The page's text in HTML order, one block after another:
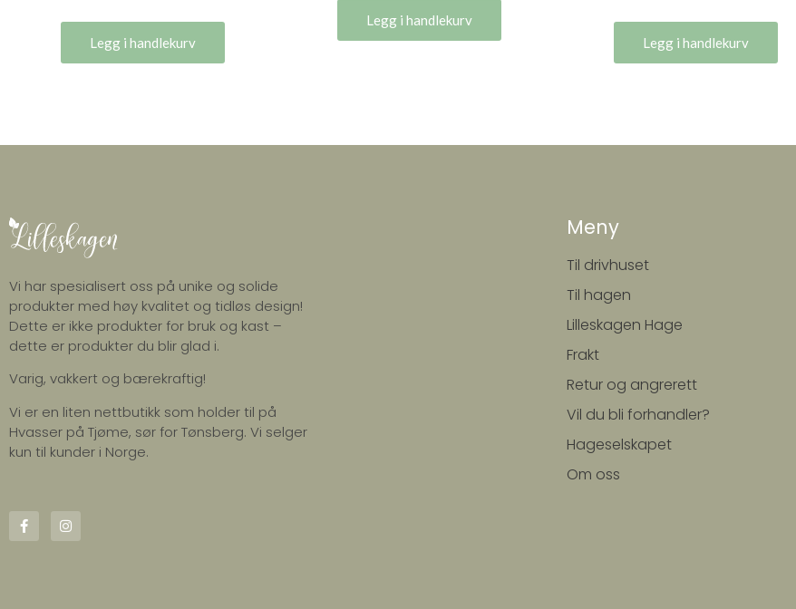
Legg i handlekurv
Legg i handlekurv
Legg i handlekurv
Vi har spesialisert oss på unike og solide
produkter med høy kvalitet og tidløs design!
Dette er ikke produkter for bruk og kast –
dette er produkter du blir glad i.
Varig, vakkert og bærekraftig!
Vi er en liten nettbutikk som holder til på
Hvasser på Tjøme, sør for Tønsberg. Vi selger
kun til kunder i Norge.
Meny
Til drivhuset
Til hagen
Lilleskagen Hage
Frakt
Retur og angrerett
Vil du bli forhandler?
Hageselskapet
Om oss